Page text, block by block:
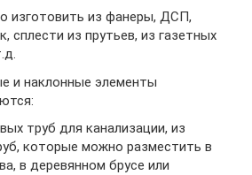
изготовить из фанеры, ДСП,
сплести из прутьев, из газетных
и наклонные элементы
труб для канализации, из
которые можно разместить в
в деревянном брусе или